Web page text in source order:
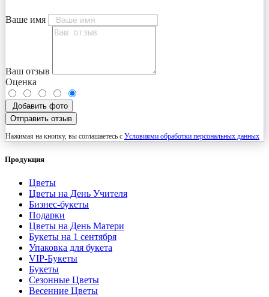
Ваше имя
Ваш отзыв
Оценка
Добавить фото
Отправить отзыв
Нажимая на кнопку, вы соглашаетесь с Условиями обработки персональных данных
Продукция
Цветы
Цветы на День Учителя
Бизнес-букеты
Подарки
Цветы на День Матери
Букеты на 1 сентября
Упаковка для букета
VIP-Букеты
Букеты
Сезонные Цветы
Весенние Цветы